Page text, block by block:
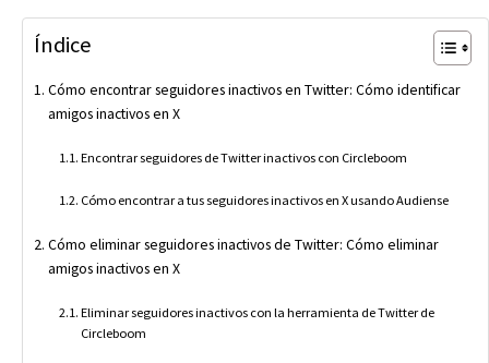
Índice
Cómo encontrar seguidores inactivos en Twitter: Cómo identificar
amigos inactivos en X
Encontrar seguidores de Twitter inactivos con Circleboom
Cómo encontrar a tus seguidores inactivos en X usando Audiense
Cómo eliminar seguidores inactivos de Twitter: Cómo eliminar
amigos inactivos en X
Eliminar seguidores inactivos con la herramienta de Twitter de
Circleboom